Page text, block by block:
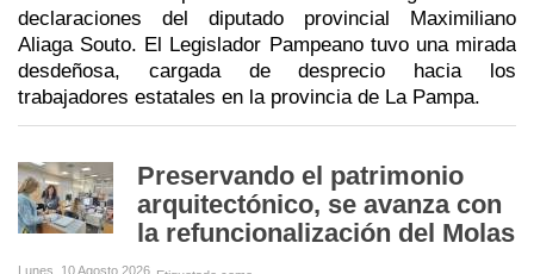
declaraciones del diputado provincial Maximiliano
Aliaga Souto. El Legislador Pampeano tuvo una mirada
desdeñosa, cargada de desprecio hacia los
trabajadores estatales en la provincia de La Pampa.
Preservando el patrimonio
arquitectónico, se avanza con
la refuncionalización del Molas
Lunes, 10 Agosto 2026